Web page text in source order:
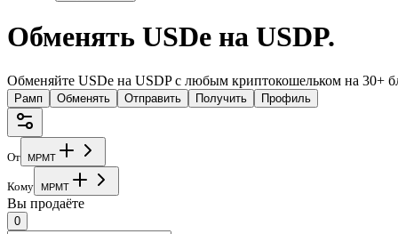
Обменять USDe на USDP.
Обменяйте USDe на USDP с любым криптокошельком на 30+
Рамп Обменять Отправить Получить Профиль
От MPMT
Кому MPMT
Вы продаёте
0